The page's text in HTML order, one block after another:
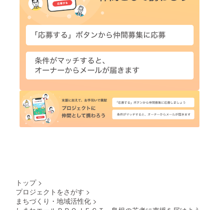
トップ >
プロジェクトをさがす >
まちづくり・地域活性化 >